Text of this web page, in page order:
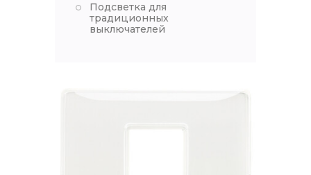
Подсветка для
традиционных
выключателей